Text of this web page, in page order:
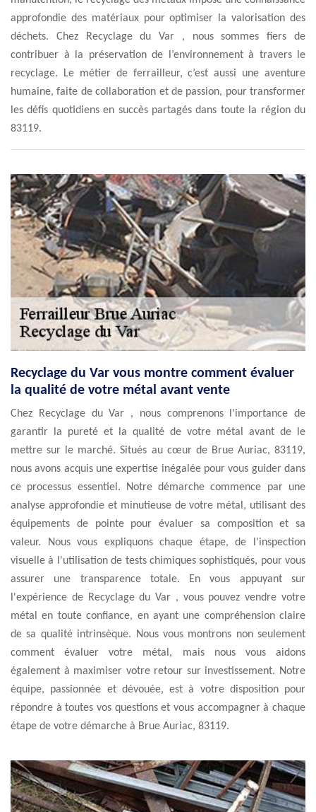
approfondie des matériaux pour optimiser la valorisation des
déchets. Chez Recyclage du Var , nous sommes fiers de
contribuer à la préservation de l’environnement à travers le
recyclage. Le métier de ferrailleur, c’est aussi une aventure
humaine, faite de collaboration et de passion, pour transformer
les défis quotidiens en succès partagés dans toute la région du
83119.
Recyclage du Var vous montre comment évaluer
la qualité de votre métal avant vente
Chez Recyclage du Var , nous comprenons l'importance de
garantir la pureté et la qualité de votre métal avant de le
mettre sur le marché. Situés au cœur de Brue Auriac, 83119,
nous avons acquis une expertise inégalée pour vous guider dans
ce processus essentiel. Notre démarche commence par une
analyse approfondie et minutieuse de votre métal, utilisant des
équipements de pointe pour évaluer sa composition et sa
valeur. Nous vous expliquons chaque étape, de l'inspection
visuelle à l'utilisation de tests chimiques sophistiqués, pour vous
assurer une transparence totale. En vous appuyant sur
l'expérience de Recyclage du Var , vous pouvez vendre votre
métal en toute confiance, en ayant une compréhension claire
de sa qualité intrinsèque. Nous vous montrons non seulement
comment évaluer votre métal, mais nous vous aidons
également à maximiser votre retour sur investissement. Notre
équipe, passionnée et dévouée, est à votre disposition pour
répondre à toutes vos questions et vous accompagner à chaque
étape de votre démarche à Brue Auriac, 83119.